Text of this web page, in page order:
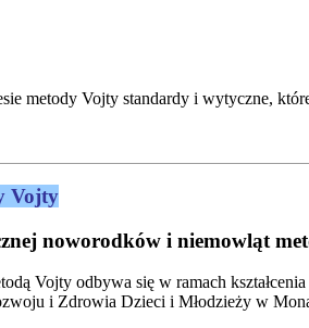
metody Vojty standardy i wytyczne,
Vojty
noworodków i niemowląt
Vojty odbywa się w ramach
i Zdrowia Dzieci i Młodzieży w